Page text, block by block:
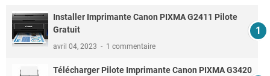
Installer Imprimante Canon PIXMA G2411 Pilote
Gratuit
avril 04, 2023 1 commentaire
Télécharger Pilote Imprimante Canon PIXMA G3420